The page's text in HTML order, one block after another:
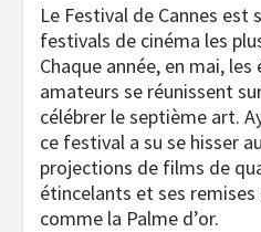
Le Festival de Cannes est
festivals de cinéma les
Chaque année, en mai,
amateurs se réunissent
célébrer le septième art.
ce festival a su se hisser
projections de films de
étincelants et ses
comme la Palme d’or.